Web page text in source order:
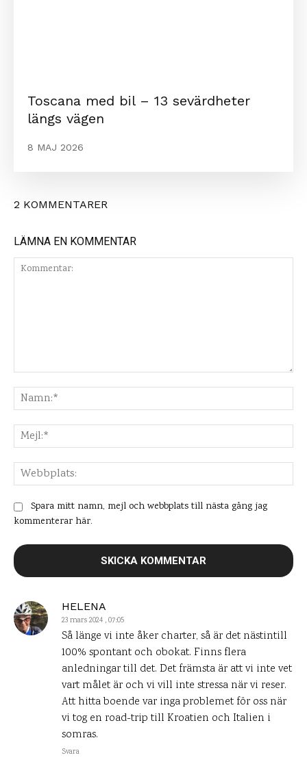
Toscana med bil – 13 sevärdheter
längs vägen
8 MAJ 2026
2 KOMMENTARER
HELENA
23 mars 2024 , 07:05
Så länge vi inte åker charter, så är det nästintill
100% spontant och obokat. Finns flera
anledningar till det. Det främsta är att vi inte vet
vart målet är och vi vill inte stressa när vi reser.
Att hitta boende var inga problemet för oss när
vi tog en road-trip till Kroatien och Italien i
somras.
Svara
LÄMNA EN KOMMENTAR
Spara mitt namn, mejl och webbplats till nästa gång jag
kommenterar här.